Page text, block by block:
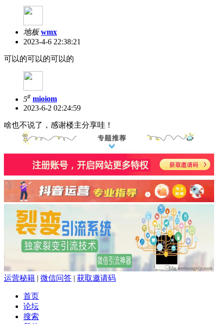
地板 wmx
2023-4-6 22:38:21
可以的可以的可以的
5# mioiom
2023-6-2 02:24:59
啥也不说了，感谢楼主分享哇！
运营秘籍 | 微信问答 | 获取邀请码
首页
论坛
搜索